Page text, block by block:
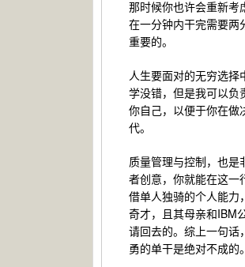
那时候你也许会重新考
在一分钟内干完需要两
重要的。
人生要面对的无穷选择
学没错，但是我可以负
你自己，以便于你在做
代。
质量管理与控制，也是
者创意，你就能在这一
借单人独骑的个人能力
奇才，且其母亲和 IBM
请回去的。综上一句话
勇的单干是绝对不成的